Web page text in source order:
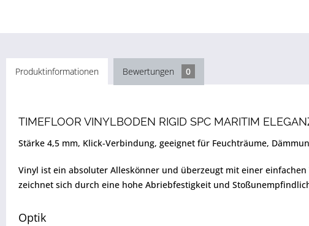
Produktinformationen Bewertungen 0
TIMEFLOOR VINYLBODEN RIGID SPC MARITIM
Stärke 4,5 mm, Klick-Verbindung, geeignet für Feuchträume,
Vinyl ist ein absoluter Alleskönner und überzeugt mit einer
zeichnet sich durch eine hohe Abriebfestigkeit und
Optik